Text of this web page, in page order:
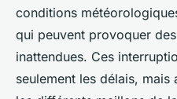
conditions
qui peuvent provoquer
inattendues. Ces
seulement les délais,